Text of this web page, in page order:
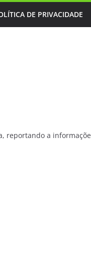
DE PRIVACIDADE
reportando a